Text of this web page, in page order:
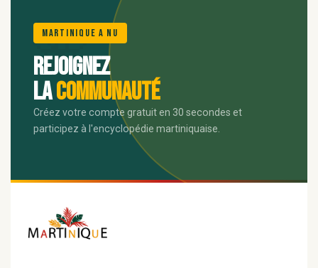
🌺
Martinique A Nu
Rejoignez
lacommunauté
Créez votre compte gratuit en 30 secondes et
participez à l'encyclopédie martiniquaise.